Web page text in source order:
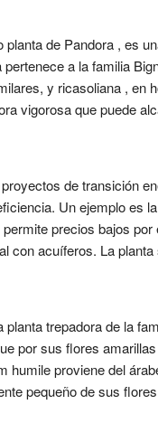
de Pandora , es
a la familia
y ricasoliana , en
vigorosa que puede
de transición
Un ejemplo es
precios bajos
con acuíferos. La
trepadora de la
por sus flores
humile proviene del
pequeño de sus